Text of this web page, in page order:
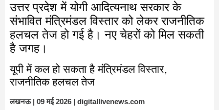
उत्तर प्रदेश में योगी आदित्यनाथ सरकार के
संभावित मंत्रिमंडल विस्तार को लेकर राजनीतिक
हलचल तेज हो गई है। नए चेहरों को मिल सकती
है जगह।
यूपी में कल हो सकता है मंत्रिमंडल विस्तार,
राजनीतिक हलचल तेज
लखनऊ | 09 मई 2026 | digitallivenews.com